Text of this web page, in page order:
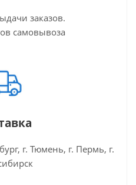
заказов.
самовывоза
г. Тюмень, г. Пермь, г.